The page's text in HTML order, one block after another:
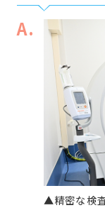
A.
▲精密な検